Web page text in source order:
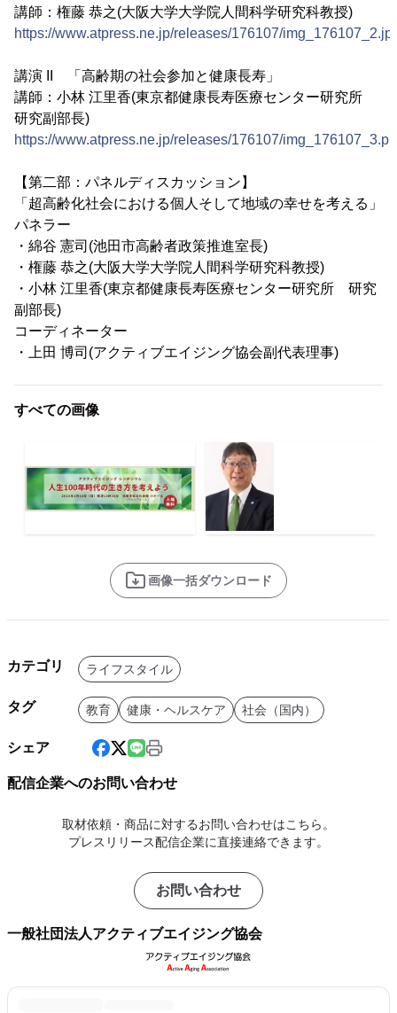
講師：権藤 恭之(大阪大学大学院人間科学研究科教授)
https://www.atpress.ne.jp/releases/176107/
講演 II 「高齢期の社会参加と健康長寿」
講師：小林 江里香(東京都健康長寿医療センター研究所
研究副部長)
https://www.atpress.ne.jp/releases/176107/
【第二部：パネルディスカッション】
「超高齢化社会における個人そして地域の幸せを考える」
パネラー
・綿谷 憲司(池田市高齢者政策推進室長)
・権藤 恭之(大阪大学大学院人間科学研究科教授)
・小林 江里香(東京都健康長寿医療センター研究所 研究
副部長)
コーディネーター
・上田 博司(アクティブエイジング協会副代表理事)
すべての画像
画像一括ダウンロード
カテゴリ ライフスタイル
タグ 教育 健康・ヘルスケア 社会（国内）
シェア
配信企業へのお問い合わせ
取材依頼・商品に対するお問い合わせはこちら。
プレスリリース配信企業に直接連絡できます。
お問い合わせ
一般社団法人アクティブエイジング協会